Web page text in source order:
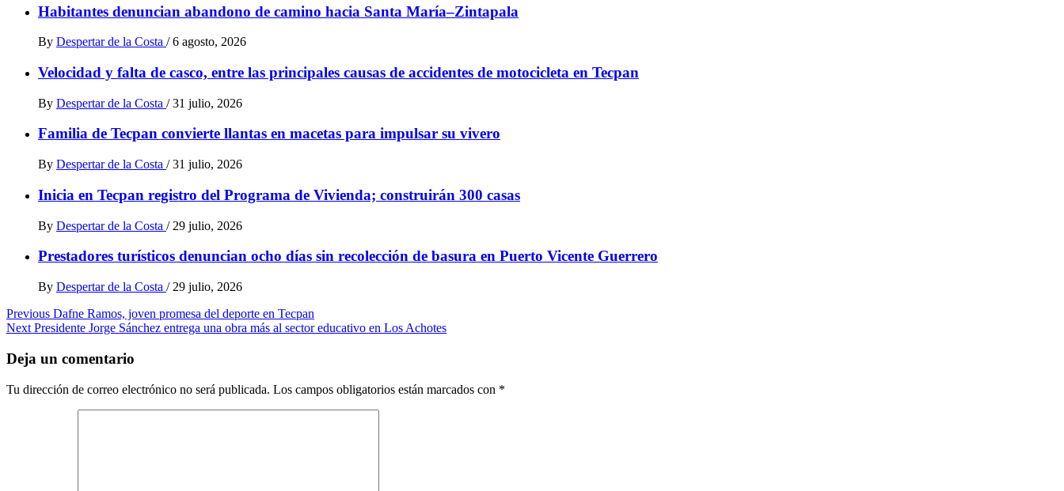
Habitantes denuncian abandono de camino hacia Santa María–Zintapala
By Despertar de la Costa / 6 agosto, 2026
Velocidad y falta de casco, entre las principales causas de accidentes de motocicleta en Tecpan
By Despertar de la Costa / 31 julio, 2026
Familia de Tecpan convierte llantas en macetas para impulsar su vivero
By Despertar de la Costa / 31 julio, 2026
Inicia en Tecpan registro del Programa de Vivienda; construirán 300 casas
By Despertar de la Costa / 29 julio, 2026
Prestadores turísticos denuncian ocho días sin recolección de basura en Puerto Vicente Guerrero
By Despertar de la Costa / 29 julio, 2026
Post
navigation
Previous Dafne Ramos, joven promesa del deporte en Tecpan
Next Presidente Jorge Sánchez entrega una obra más al sector educativo en Los Achotes
Deja un comentario
Tu dirección de correo electrónico no será publicada. Los campos obligatorios están marcados con *